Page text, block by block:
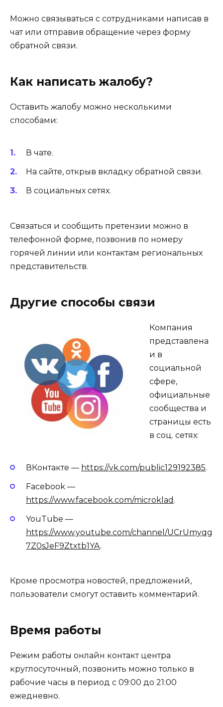
Можно связываться с сотрудниками написав в
чат или отправив обращение через форму
обратной связи.
Как написать жалобу?
Оставить жалобу можно несколькими
способами:
В чате.
На сайте, открыв вкладку обратной связи.
В социальных сетях.
Связаться и сообщить претензии можно в
телефонной форме, позвонив по номеру
горячей линии или контактам региональных
представительств.
Другие способы связи
Компания
представлена
и в
социальной
сфере,
официальные
сообщества и
страницы есть
в соц. сетях:
ВКонтакте — https://vk.com/public129192385.
Facebook —
https://www.facebook.com/microklad .
YouTube —
https://www.youtube.com/channel/UCrUmyqg
7Z0sJeF9Ztxtb1YA.
Кроме просмотра новостей, предложений,
пользователи смогут оставить комментарий.
Время работы
Режим работы онлайн контакт центра
круглосуточный, позвонить можно только в
рабочие часы в период с 09:00 до 21:00
ежедневно.